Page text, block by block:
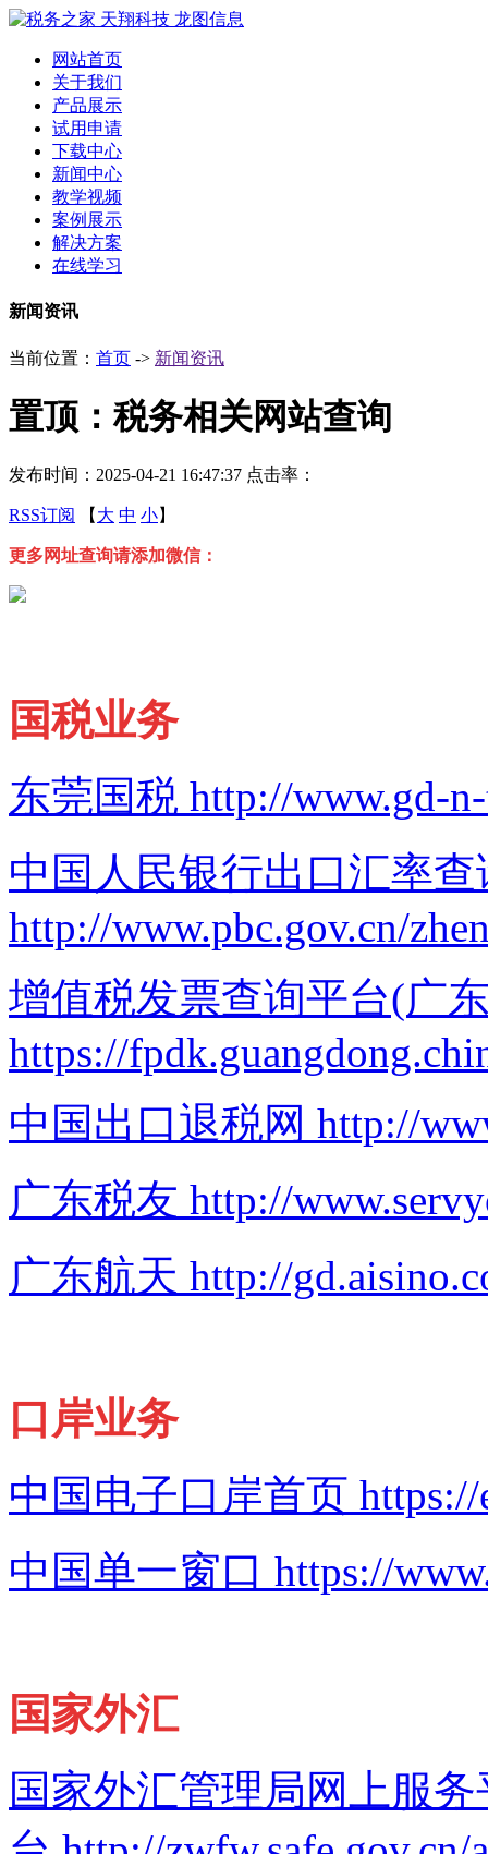
网站首页
关于我们
产品展示
试用申请
下载中心
新闻中心
教学视频
案例展示
解决方案
在线学习
新闻资讯
当前位置： 首页 -> 新闻资讯
置顶：税务相关网站查询
发布时间：2025-04-21 16:47:37 点击率：
RSS订阅 【 大 中 小】
更多网址查询请添加微信：
国税业务
东莞国税 http://www.gd-
中国人民银行出口汇率查
http://www.pbc.gov.cn/
增值税发票查询平台(广
https://
中国出口退税网 http://
广东税友 http://
广东航天 http://
口岸业务
中国电子口岸首页 https://
中国单一窗口 https://
国家外汇
国家外汇管理局网上服务